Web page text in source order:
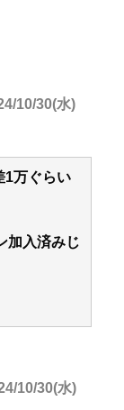
10/30(水)
1万ぐらい
加入済みじ
10/30(水)